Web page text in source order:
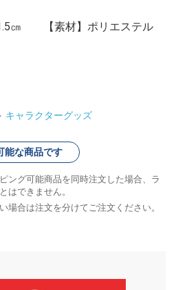
㎝ 【素材】ポリエステル
キャラクターグッズ
能な商品です
ング可能商品を同時注文した場合、ラ
はできません。
場合は注文を分けてご注文ください。